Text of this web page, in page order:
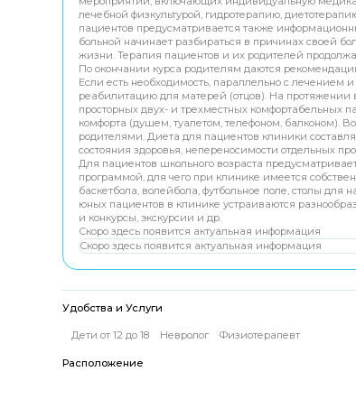
лечебной физкультурой, гидротерапию,
пациентов предусматривается также
больной начинает разбираться в причинах своей
жизни. Терапия пациентов и их родителей
По окончании курса родителям даются
Если есть необходимость, параллельно с лечением
реабилитацию для матерей (отцов). На протяжении
просторных двух- и трехместных комфортабельных
комфорта (душем, туалетом, телефоном, балконом).
родителями. Диета для пациентов клиники
состояния здоровья, непереносимости отдельных
Для пациентов школьного возраста
программой, для чего при клинике имеется
баскетбола, волейбола, футбольное поле, столы для
юных пациентов в клинике устраиваются
и конкурсы, экскурсии и др.
Скоро здесь появится актуальная информация
Скоро здесь появится актуальная информация
Удобства и Услуги
Дети от 12 до 18 Невролог Физиотерапевт
Расположение